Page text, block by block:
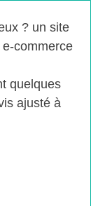
? un site
commerce
quelques
ajusté à